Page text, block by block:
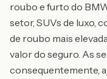
roubo e furto do
setor, SUVs de luxo,
de roubo mais
valor do seguro. As
consequentemente,